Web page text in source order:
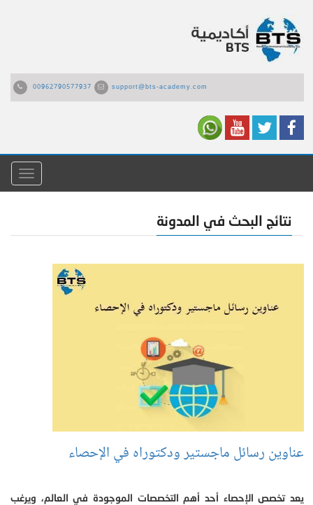
00962790577937 support@bts-academy.com
القائمة
نتائج البحث في المدونة
عناوين رسائل ماجستير ودكتوراه في الإحصاء
يعد تخصص الإحصاء أحد أهم التخصصات الموجودة في العالم، ويرغب